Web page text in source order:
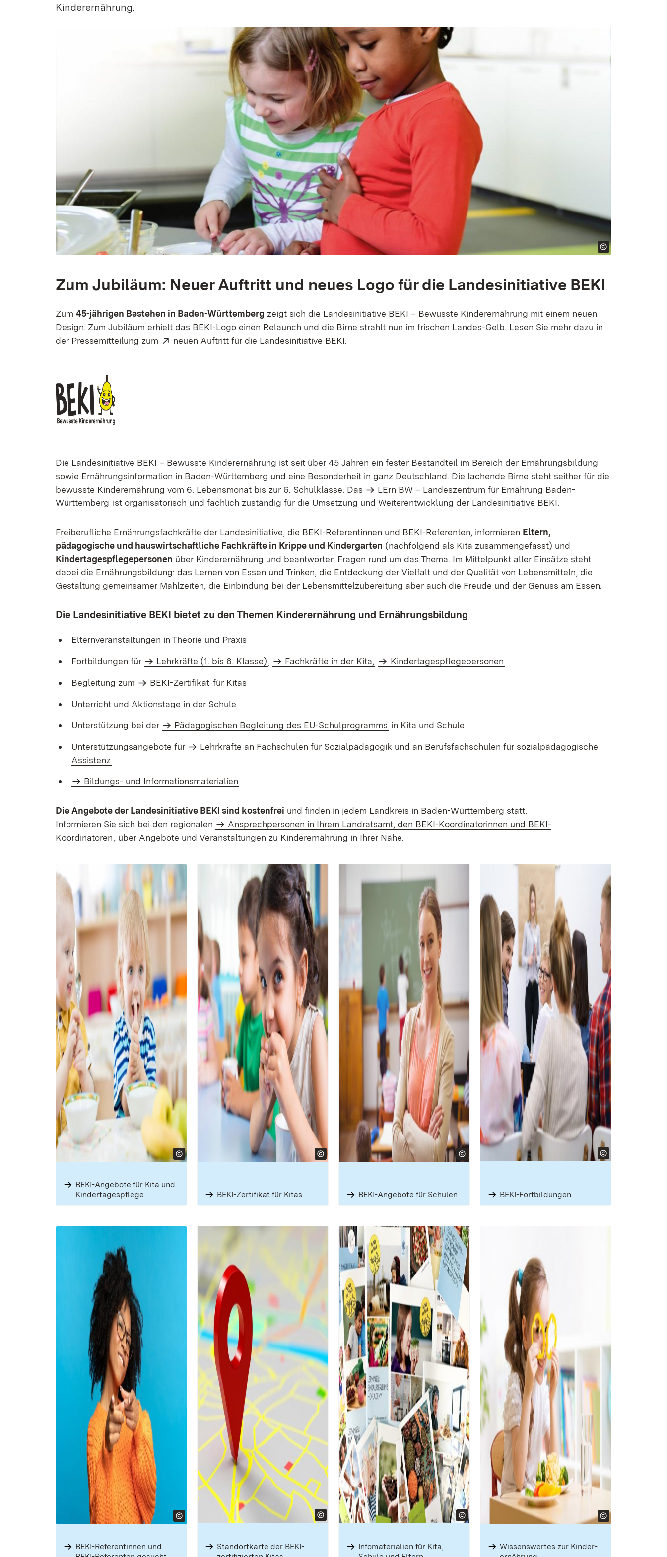
Kinderernährung.
Zum Jubiläum: Neuer Auftritt und neues Logo für die Landesinitiative BEKI
Zum 45-jährigen Bestehen in Baden-Württemberg zeigt sich die Landesinitiative BEKI – Bewusste Kinderernährung mit einem neuen
Design. Zum Jubiläum erhielt das BEKI-Logo einen Relaunch und die Birne strahlt nun im frischen Landes-Gelb. Lesen Sie mehr dazu in
der Pressemitteilung zum
Extern:
neuen Auftritt für die Landesinitiative BEKI.
Die Landesinitiative BEKI – Bewusste Kinderernährung ist seit über 45 Jahren ein fester Bestandteil im Bereich der Ernährungsbildung
sowie Ernährungsinformation in Baden-Württemberg und eine Besonderheit in ganz Deutschland. Die lachende Birne steht seither für die
bewusste Kinderernährung vom 6. Lebensmonat bis zur 6. Schulklasse. Das
LErn BW – Landeszentrum für Ernährung Baden-
Württemberg ist organisatorisch und fachlich zuständig für die Umsetzung und Weiterentwicklung der Landesinitiative BEKI.
Freiberufliche Ernährungsfachkräfte der Landesinitiative, die BEKI-Referentinnen und BEKI-Referenten, informieren Eltern,
pädagogische und hauswirtschaftliche Fachkräfte in Krippe und Kindergarten (nachfolgend als Kita zusammengefasst) und
Kindertagespflegepersonen über Kinderernährung und beantworten Fragen rund um das Thema. Im Mittelpunkt aller Einsätze steht
dabei die Ernährungsbildung: das Lernen von Essen und Trinken, die Entdeckung der Vielfalt und der Qualität von Lebensmitteln, die
Gestaltung gemeinsamer Mahlzeiten, die Einbindung bei der Lebensmittelzubereitung aber auch die Freude und der Genuss am Essen.
Die Landesinitiative BEKI bietet zu den Themen Kinderernährung und Ernährungsbildung
Elternveranstaltungen in Theorie und Praxis
Fortbildungen für Lehrkräfte (1. bis 6. Klasse), Fachkräfte in der Kita, Kindertagespflegepersonen
Begleitung zum BEKI-Zertifikat für Kitas
Unterricht und Aktionstage in der Schule
Unterstützung bei der Pädagogischen Begleitung des EU-Schulprogramms in Kita und Schule
Unterstützungsangebote für
Lehr­kräfte an Fach­schulen für Sozial­pädagogik und an Berufsfachschulen für sozialpädagogische
Assistenz
Bildungs- und Informationsmaterialien
Die Angebote der Landesinitiative BEKI sind kostenfrei und finden in jedem Landkreis in Baden-Württemberg statt.
Informieren Sie sich bei den regionalen
Ansprechpersonen in Ihrem Landratsamt, den BEKI-Koordinatorinnen und BEKI-
Koordinatoren, über Angebote und Veranstaltungen zu Kinderernährung in Ihrer Nähe.
BEKI-Angebote für Kita und
Kinder­tagespflege
BEKI-Zertifikat für Kitas BEKI-Angebote für Schulen BEKI-Fortbil­dungen
BEKI-Referent­innen und
Standort­karte der BEKI-
Infomate­rialien für Kita,
Wissens­wertes zur Kinder­